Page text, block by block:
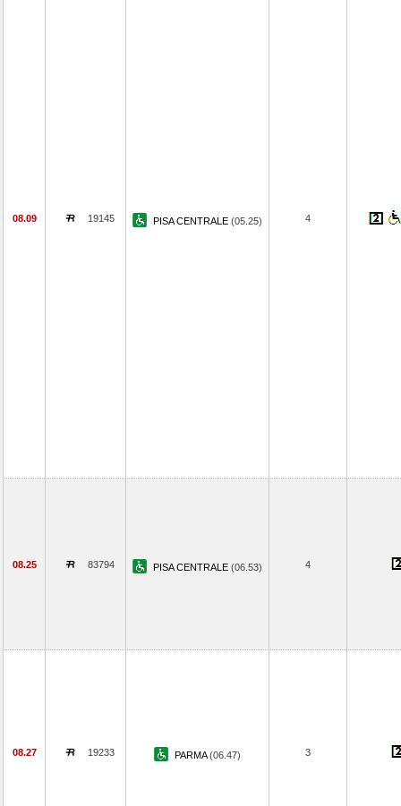
08.09 19145 PISA CENTRALE (05.25) 4
08.25 83794 PISA CENTRALE (06.53) 4
08.27 19233 PARMA(06.47) 3